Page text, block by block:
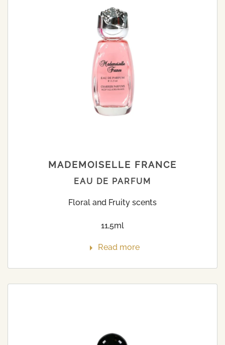
MADEMOISELLE FRANCE
EAU DE PARFUM
Floral and Fruity scents
11,5ml
Read more